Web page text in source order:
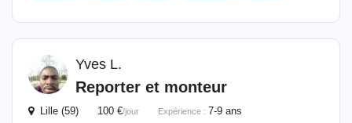
Yves L.
Reporter et monteur
Lille (59) 100 €/jour Expérience : 7-9 ans